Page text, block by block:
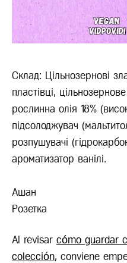
Склад: Цільнозернові
пластівці,
рослинна олія 18%
підсолоджувач
розпушувачі
ароматизатор ванілі.
Ашан
Розетка
Al revisar cómo guardar
colección, conviene